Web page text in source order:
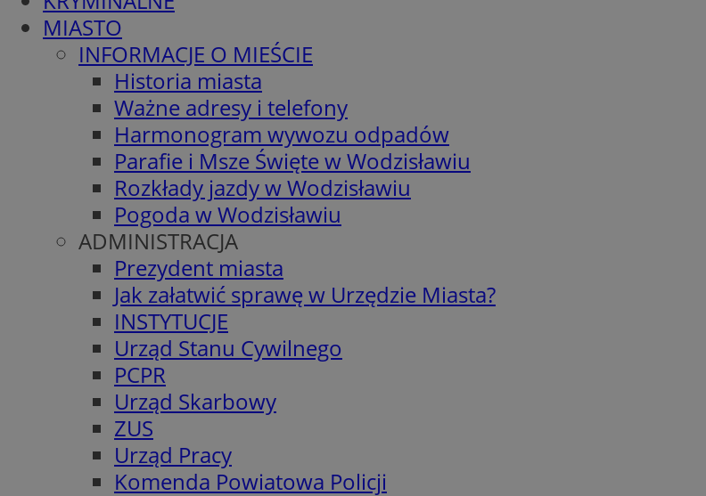
MIASTO
INFORMACJE O MIEŚCIE
Historia miasta
Ważne adresy i telefony
Harmonogram wywozu odpadów
Parafie i Msze Święte w Wodzisławiu
Rozkłady jazdy w Wodzisławiu
Pogoda w Wodzisławiu
ADMINISTRACJA
Prezydent miasta
Jak załatwić sprawę w Urzędzie Miasta?
INSTYTUCJE
Urząd Stanu Cywilnego
PCPR
Urząd Skarbowy
ZUS
Urząd Pracy
Komenda Powiatowa Policji